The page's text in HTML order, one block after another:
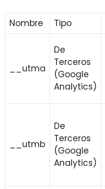
Nombre Tipo
__utma
De
Terceros
(Google
Analytics)
__utmb
De
Terceros
(Google
Analytics)